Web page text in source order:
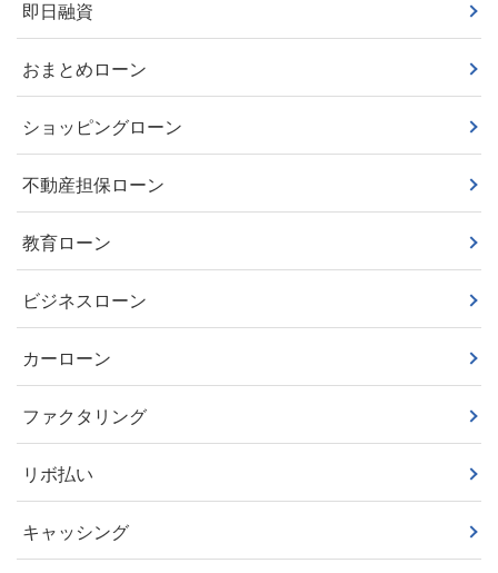
即日融資
おまとめローン
ショッピングローン
不動産担保ローン
教育ローン
ビジネスローン
カーローン
ファクタリング
リボ払い
キャッシング